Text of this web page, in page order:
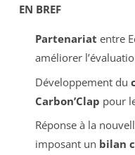
EN BREF
Partenariat entre
améliorer
Développement du
Carbon’Clap pour
Réponse à la
imposant un bilan